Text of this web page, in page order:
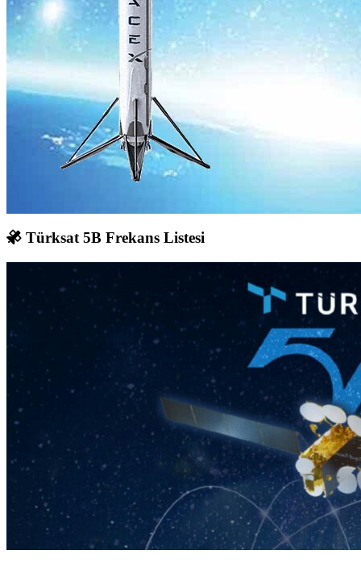
Türksat 5B Frekans Listesi